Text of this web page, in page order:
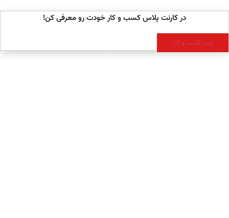
در کارنت پلاس کسب و کار خودت رو معرفی کن!
ثبت کسب و کار